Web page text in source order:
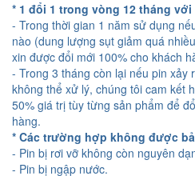
* 1 đổi 1 trong vòng 12 tháng
- Trong thời gian 1 năm sử dụng
nào (dung lượng sụt giảm quá
xin được đổi mới 100% cho khách
- Trong 3 tháng còn lại nếu pin xảy
không thể xử lý, chúng tôi cam kết
50% giá trị tùy từng sản phẩm để
hàng.
* Các trường hợp không được
- Pin bị rơi vỡ không còn nguyên
- Pin bị ngập nước.